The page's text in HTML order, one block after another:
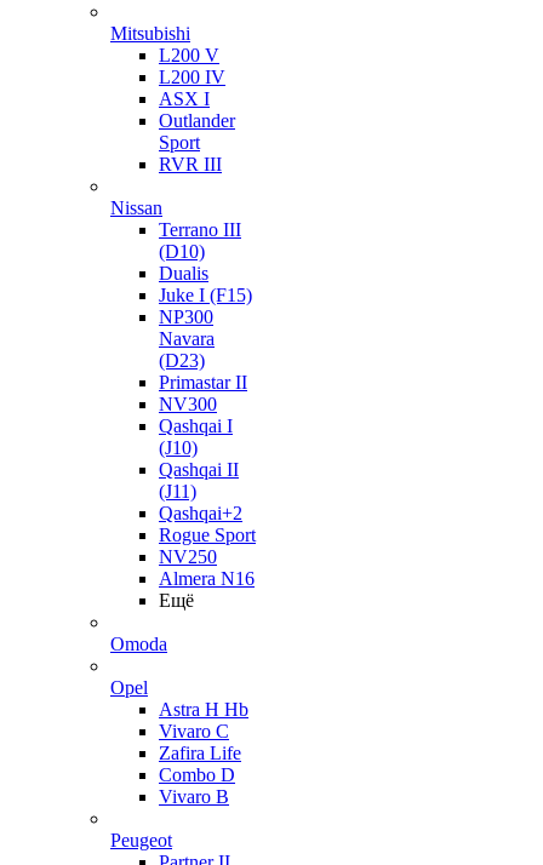
Mitsubishi
L200 V
L200 IV
ASX I
Outlander
Sport
RVR III
Nissan
Terrano III
(D10)
Dualis
Juke I (F15)
NP300
Navara
(D23)
Primastar II
NV300
Qashqai I
(J10)
Qashqai II
(J11)
Qashqai+2
Rogue Sport
NV250
Almera N16
Ещё
Omoda
Opel
Astra H Hb
Vivaro C
Zafira Life
Combo D
Vivaro B
Peugeot